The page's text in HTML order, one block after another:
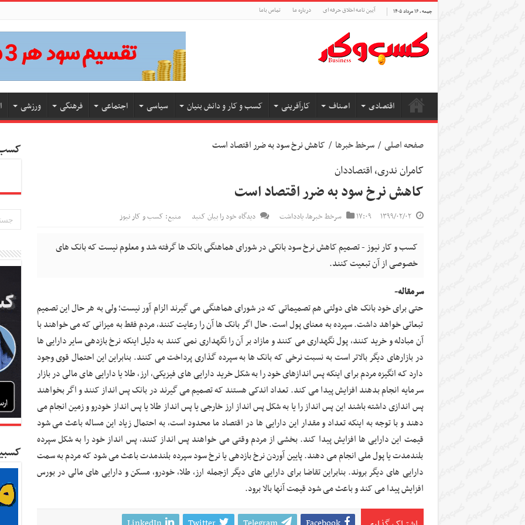
جمعه , ۱۶ مرداد ۱۴۰۵ آیین نامه اخلاق حرفه ای درباره ما تماس باما
اقتصادی اصناف کارآفرینی کسب و کار و دانش بنیان سیاسی اجتماعی فرهنگی ورزشی
صفحه اصلی / سرخط خبرها / کاهش نرخ سود به ضرر اقتصاد است
کامران ندری، اقتصاددان
کاهش نرخ سود به ضرر اقتصاد است
۱۳۹۹/۰۲/۰۲ ۱۷:۰۹ سرخط خبرها,یادداشت دیدگاه خود را بیان کنید منبع: کسب و کار نیوز
کسب و کار نیوز - تصمیم کاهش نرخ سود بانکی در شورای هماهنگی بانک ها گرفته شد و معلوم نیست که بانک های
خصوصی از آن تبعیت کنند.
سرمقاله-
حتی برای خود بانک های دولتی هم تصمیماتی که در شورای هماهنگی می گیرند الزام آور نیست؛ ولی به هر حال این تصمیم
تبعاتی خواهد داشت. سپرده به معنای پول است. حال اگر بانک ها آن را رعایت کنند، مردم فقط به میزانی که می خواهند با
آن مبادله و خرید کنند، پول نگهداری می کنند و مازاد بر آن را نگهداری نمی کنند به دلیل اینکه نرخ بازدهی سایر دارایی ها
در بازارهای دیگر بالاتر است به نسبت نرخی که بانک ها به سپرده گذاری پرداخت می کنند. بنابراین این احتمال قوی وجود
دارد که انگیزه مردم برای اینکه پس اندازهای خود را به شکل خرید دارایی های فیزیکی، ارز، طلا یا دارایی های مالی در بازار
سرمایه انجام بدهند افزایش پیدا می کند. تعداد اندکی هستند که تصمیم می گیرند در بانک پس انداز کنند و اگر بخواهند
پس اندازی داشته باشند این پس انداز را یا به شکل پس انداز ارز خارجی یا پس انداز طلا یا پس انداز خودرو و زمین انجام می
دهند و با توجه به اینکه تعداد و مقدار این دارایی ها در اقتصاد ما محدود است، به احتمال زیاد این مساله باعث می شود
قیمت این دارایی ها افزایش پیدا کند. بخشی از مردم وقتی می خواهند پس انداز کنند، پس انداز خود را به شکل سپرده
بلندمدت یا پول ملی انجام می دهند. پایین آوردن نرخ بازدهی یا نرخ سود سپرده بلندمدت باعث می شود که مردم به سمت
دارایی های دیگر بروند. بنابراین تقاضا برای دارایی های دیگر ازجمله ارز، طلا، خودرو، مسکن و دارایی های مالی در بورس
افزایش پیدا می کند و باعث می شود قیمت آنها بالا برود.
کسب